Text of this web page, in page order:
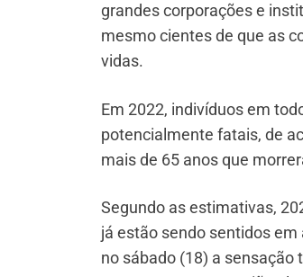
grandes corporações e
mesmo cientes de que as
vidas.
Em 2022, indivíduos em
potencialmente fatais, de
mais de 65 anos que
Segundo as estimativas,
já estão sendo sentidos
no sábado (18) a sensação